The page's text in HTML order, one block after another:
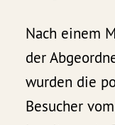
Nach einem
der
wurden die
Besucher